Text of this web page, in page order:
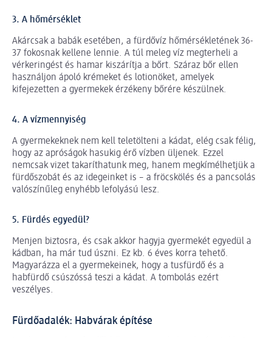
3. A hőmérséklet
Akárcsak a babák esetében, a fürdővíz hőmérsékletének 36-
37 fokosnak kellene lennie. A túl meleg víz megterheli a
vérkeringést és hamar kiszárítja a bőrt. Száraz bőr ellen
használjon ápoló krémeket és lotionöket, amelyek
kifejezetten a gyermekek érzékeny bőrére készülnek.
4. A vízmennyiség
A gyermekeknek nem kell teletölteni a kádat, elég csak félig,
hogy az apróságok hasukig érő vízben üljenek. Ezzel
nemcsak vizet takaríthatunk meg, hanem megkímélhetjük a
fürdőszobát és az idegeinket is – a fröcskölés és a pancsolás
valószínűleg enyhébb lefolyású lesz.
5. Fürdés egyedül?
Menjen biztosra, és csak akkor hagyja gyermekét egyedül a
kádban, ha már tud úszni. Ez kb. 6 éves korra tehető.
Magyarázza el a gyermekeinek, hogy a tusfürdő és a
habfürdő csúszóssá teszi a kádat. A tombolás ezért
veszélyes.
Fürdőadalék: Habvárak építése